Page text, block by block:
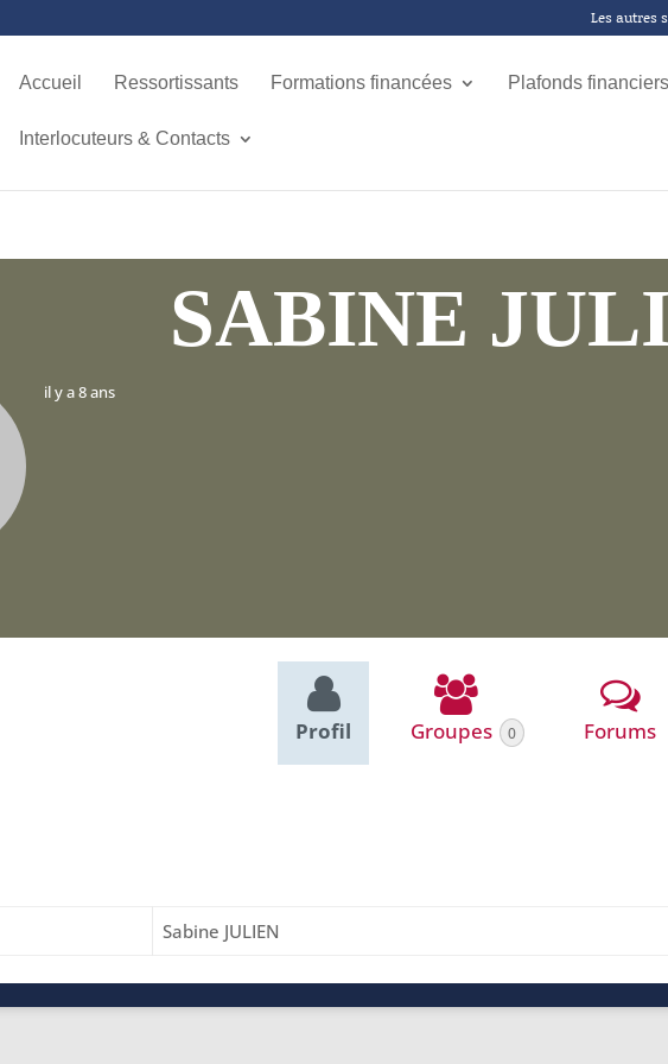
Les autres
Accueil Ressortissants Formations financées Plafonds financiers
Interlocuteurs & Contacts
SABINE
il y a 8 ans
Profil Groupes 0 Forums
Sabine JULIEN